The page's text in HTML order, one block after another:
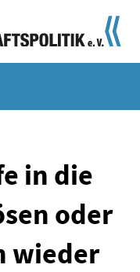
in die
oder
wieder